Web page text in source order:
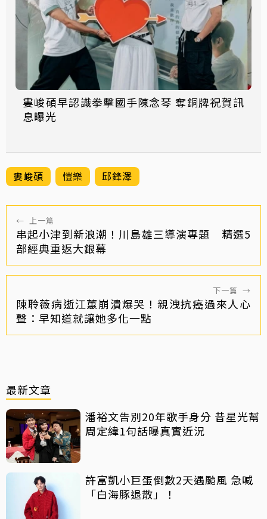
婁峻碩早認識拳擊國手陳念琴 奪銅牌祝賀訊
息曝光
婁峻碩 愷樂 邱鋒澤
← 上一篇
串起小津到新浪潮！川島雄三導演專題 精選5
部經典重返大銀幕
下一篇 →
陳聆薇病逝江蕙崩潰爆哭！親洩抗癌過來人心
聲：早知道就讓她多化一點
最新文章
潘裕文告別20年歌手身分 昔星光幫
周定緯1句話曝真實近況
許富凱小巨蛋倒數2天遇颱風 急喊
「白海豚退散」！